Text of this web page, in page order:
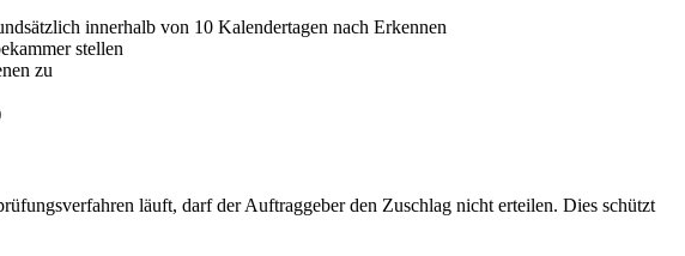
innerhalb von 10 Kalendertagen nach Erkennen
stellen
zu
läuft, darf der Auftraggeber den Zuschlag nicht erteilen. Dies schützt